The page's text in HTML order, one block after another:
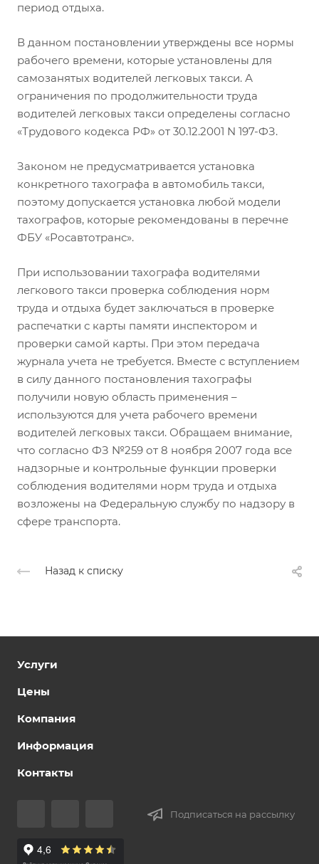
период отдыха.
В данном постановлении утверждены все нормы
рабочего времени, которые установлены для
самозанятых водителей легковых такси. А
ограничения по продолжительности труда
водителей легковых такси определены согласно
«Трудового кодекса РФ» от 30.12.2001 N 197-ФЗ.
Законом не предусматривается установка
конкретного тахографа в автомобиль такси,
поэтому допускается установка любой модели
тахографов, которые рекомендованы в перечне
ФБУ «Росавтотранс».
При использовании тахографа водителями
легкового такси проверка соблюдения норм
труда и отдыха будет заключаться в проверке
распечатки с карты памяти инспектором и
проверки самой карты. При этом передача
журнала учета не требуется. Вместе с вступлением
в силу данного постановления тахографы
получили новую область применения –
используются для учета рабочего времени
водителей легковых такси. Обращаем внимание,
что согласно ФЗ №259 от 8 ноября 2007 года все
надзорные и контрольные функции проверки
соблюдения водителями норм труда и отдыха
возложены на Федеральную службу по надзору в
сфере транспорта.
Назад к списку
Услуги
Цены
Компания
Информация
Контакты
Подписаться на рассылку